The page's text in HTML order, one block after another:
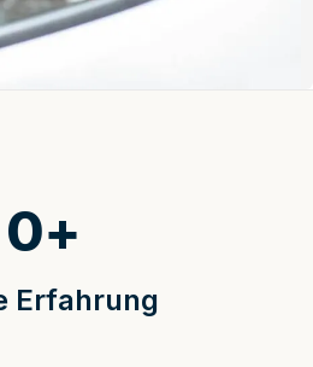
Erfahrung
0+